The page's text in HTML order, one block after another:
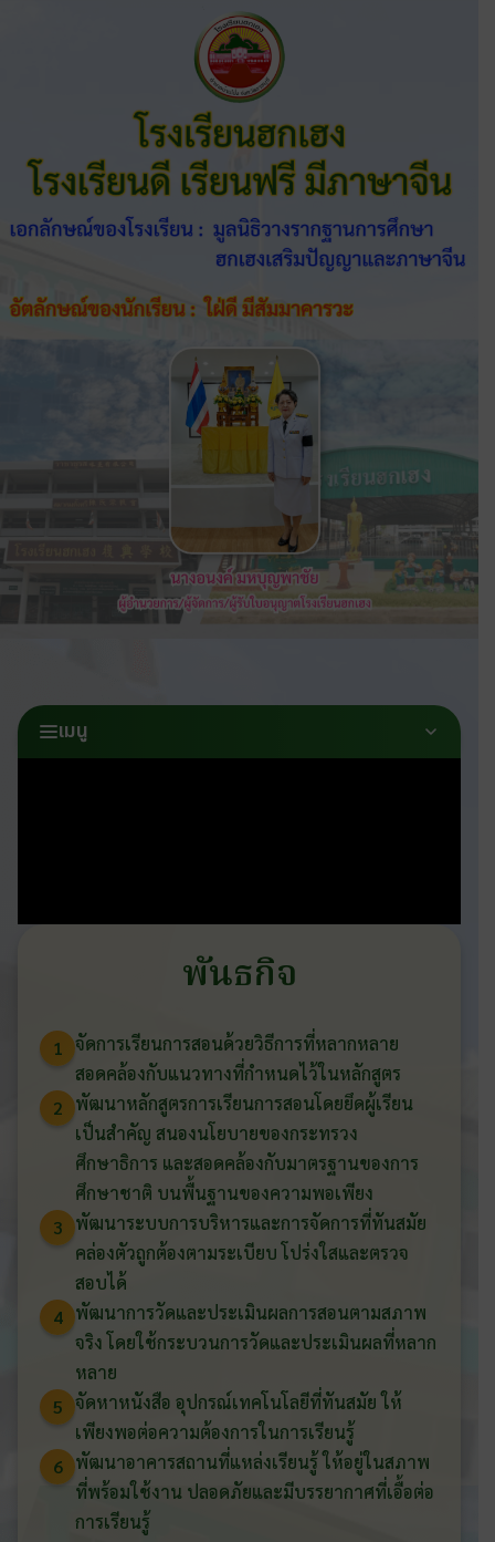
เมนู
พันธกิจ
1 จัดการเรียนการสอนด้วยวิธีการที่หลากหลาย
สอดคล้องกับแนวทางที่กำหนดไว้ในหลักสูตร
2
พัฒนาหลักสูตรการเรียนการสอนโดยยึดผู้เรียน
เป็นสำคัญ สนองนโยบายของกระทรวง
ศึกษาธิการ และสอดคล้องกับมาตรฐานของการ
ศึกษาชาติ บนพื้นฐานของความพอเพียง
3
พัฒนาระบบการบริหารและการจัดการที่ทันสมัย
คล่องตัวถูกต้องตามระเบียบ โปร่งใสและตรวจ
สอบได้
4 พัฒนาการวัดและประเมินผลการสอนตามสภาพ
จริง โดยใช้กระบวนการวัดและประเมินผลที่หลาก
หลาย
5 จัดหาหนังสือ อุปกรณ์เทคโนโลยีที่ทันสมัย ให้
เพียงพอต่อความต้องการในการเรียนรู้
6 พัฒนาอาคารสถานที่แหล่งเรียนรู้ ให้อยู่ในสภาพ
ที่พร้อมใช้งาน ปลอดภัยและมีบรรยากาศที่เอื้อต่อ
การเรียนรู้